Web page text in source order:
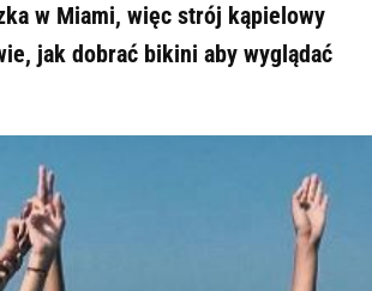
w Miami, więc strój kąpielowy
jak dobrać bikini aby wyglądać